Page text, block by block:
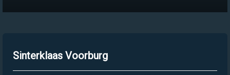
Sinterklaas Voorburg